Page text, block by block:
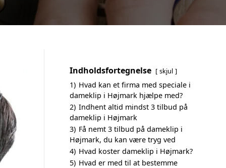
Indholdsfortegnelse skjul
1) Hvad kan et firma med speciale i
dameklip i Højmark hjælpe med?
2) Indhent altid mindst 3 tilbud på
dameklip i Højmark
3) Få nemt 3 tilbud på dameklip i
Højmark, du kan være tryg ved
4) Hvad koster dameklip i Højmark?
5) Hvad er med til at bestemme